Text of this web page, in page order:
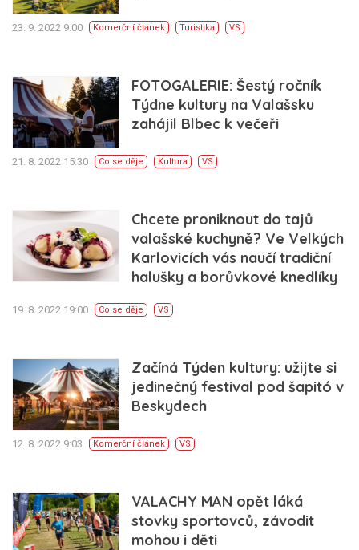
23. 9. 2022 9:00 Komerční článek Turistika VS
FOTOGALERIE: Šestý ročník
Týdne kultury na Valašsku
zahájil Blbec k večeři
21. 8. 2022 15:30 Co se děje Kultura VS
Chcete proniknout do tajů
valašské kuchyně? Ve Velkých
Karlovicích vás naučí tradiční
halušky a borůvkové knedlíky
19. 8. 2022 19:00 Co se děje VS
Začíná Týden kultury: užijte si
jedinečný festival pod šapitó v
Beskydech
12. 8. 2022 9:03 Komerční článek VS
VALACHY MAN opět láká
stovky sportovců, závodit
mohou i děti